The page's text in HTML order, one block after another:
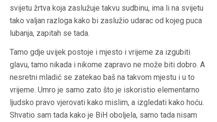
svijetu žrtva koja zaslužuje takvu sudbinu, ima li na svijetu
tako valjan razloga kako bi zaslužio udarac od kojeg puca
lubanja, zapitah se tada.
Tamo gdje uvijek postoje i mjesto i vrijeme za izgubiti
glavu, tamo nikada i nikome zapravo ne može biti dobro. A
nesretni mladić se zatekao baš na takvom mjestu i u to
vrijeme. Umro je samo zato što je iskoristio elementarno
ljudsko pravo vjerovati kako mislim, a izgledati kako hoću.
Shvatio sam tada kako je BiH oboljela, samo tada nisam